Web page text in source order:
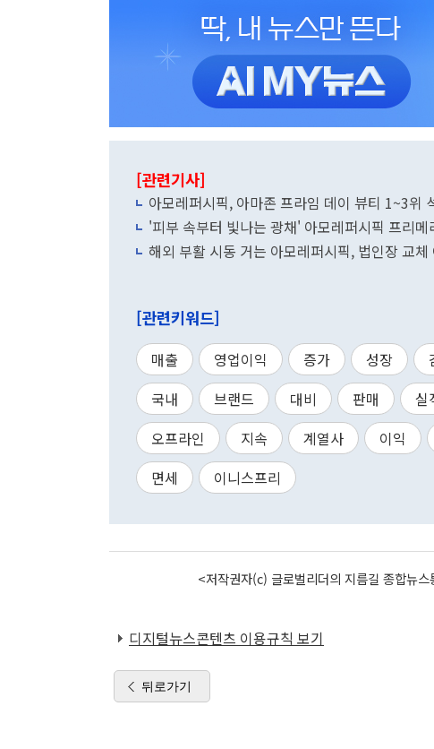
[관련기사]
아모레퍼시픽, 아마존 프라임 데이 뷰티 1~3위
'피부 속부터 빛나는 광채' 아모레퍼시픽 프리
해외 부활 시동 거는 아모레퍼시픽, 법인장 교
[관련키워드]
매출 영업이익 증가 성장
국내
브랜드 대비 판매 실
오프라인
지속 계열사 이익
면세
이니스프리
<저작권자(c) 글로벌리더의 지름길 종합뉴
디지털뉴스콘텐츠 이용규칙 보기
뒤로가기